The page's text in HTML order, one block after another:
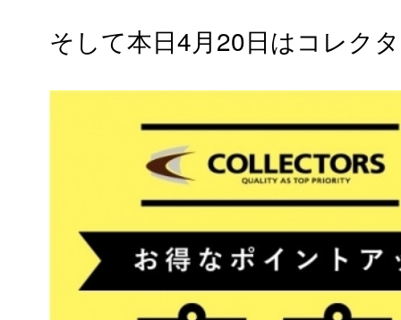
そして本日4月20日はコレク